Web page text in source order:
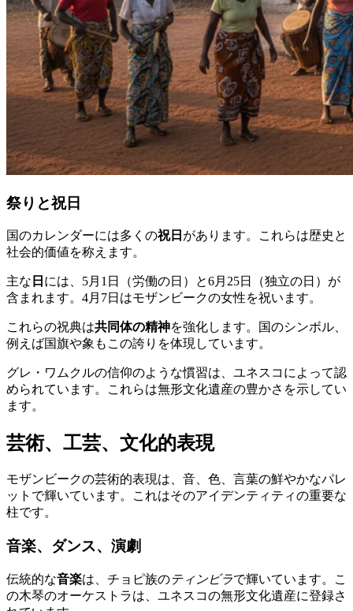
祭りと祝日
国のカレンダーには多くの祝日 があります。これらは歴史と
社会的価値を称えます。
主な 日 には、5月1日（労働の日）と6月25日（独立の日）が
含まれます。4月7日はモザンビークの女性を祝います。
これらの祝典は共同体の精神を強化します。国のシンボル、
例えば国旗や象もこの誇りを体現しています。
グレ・ワムクルの信仰のような慣習は、ユネスコによって認
められています。これらは無形文化遺産の豊かさを示してい
ます。
芸術、工芸、文化的表現
モザンビークの芸術的表現は、音、色、言葉の鮮やかなパレ
ットで輝いています。これはそのアイデンティティの重要な
柱です。
音楽、ダンス、演劇
伝統的な音楽は、チョピ族のティンビラで輝いています。こ
の木琴のオーケストラは、ユネスコの無形文化遺産に登録さ